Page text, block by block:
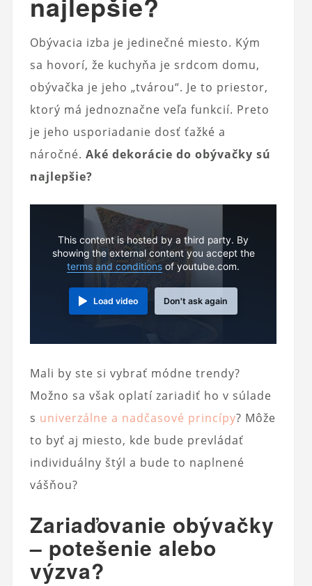
Obývacia izba je jedinečné miesto. Kým
sa hovorí, že kuchyňa je srdcom domu,
obývačka je jeho „tvárou“. Je to priestor,
ktorý má jednoznačne veľa funkcií. Preto
je jeho usporiadanie dosť ťažké a
náročné. Aké dekorácie do obývačky sú
najlepšie?
This content is hosted by a third party. By
showing the external content you accept the
terms and conditions of youtube.com.
Load video Don't ask again
Mali by ste si vybrať módne trendy?
Možno sa však oplatí zariadiť ho v súlade
s univerzálne a nadčasové princípy? Môže
to byť aj miesto, kde bude prevládať
individuálny štýl a bude to naplnené
vášňou?
Zariaďovanie obývačky
– potešenie alebo
výzva?